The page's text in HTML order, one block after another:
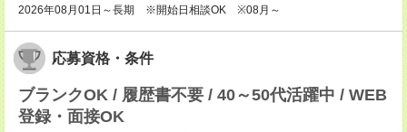
2026年08月01日～長期 ※開始日相談OK ※08月～
応募資格・条件
ブランクOK / 履歴書不要 / 40～50代活躍中 / WEB
登録・面接OK